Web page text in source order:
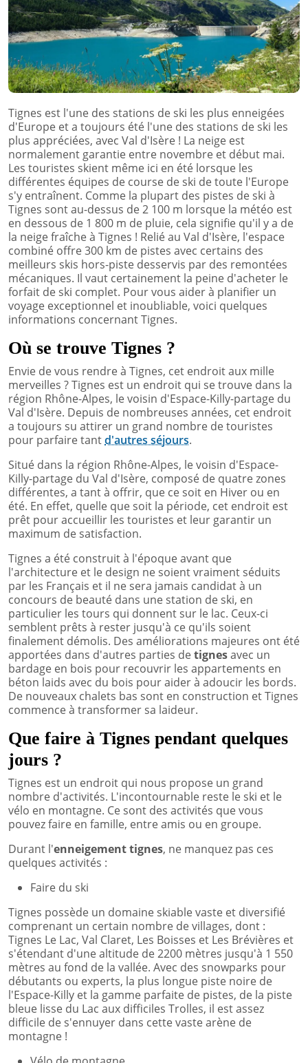
Tignes est l'une des stations de ski les plus enneigées
d'Europe et a toujours été l'une des stations de ski les
plus appréciées, avec Val d'Isère ! La neige est
normalement garantie entre novembre et début mai.
Les touristes skient même ici en été lorsque les
différentes équipes de course de ski de toute l'Europe
s'y entraînent. Comme la plupart des pistes de ski à
Tignes sont au-dessus de 2 100 m lorsque la météo est
en dessous de 1 800 m de pluie, cela signifie qu'il y a de
la neige fraîche à Tignes ! Relié au Val d'Isère, l'espace
combiné offre 300 km de pistes avec certains des
meilleurs skis hors-piste desservis par des remontées
mécaniques. Il vaut certainement la peine d'acheter le
forfait de ski complet. Pour vous aider à planifier un
voyage exceptionnel et inoubliable, voici quelques
informations concernant Tignes.
Où se trouve Tignes ?
Envie de vous rendre à Tignes, cet endroit aux mille
merveilles ? Tignes est un endroit qui se trouve dans la
région Rhône-Alpes, le voisin d'Espace-Killy-partage du
Val d'Isère. Depuis de nombreuses années, cet endroit
a toujours su attirer un grand nombre de touristes
pour parfaire tantd'autres séjours.
Situé dans la région Rhône-Alpes, le voisin d'Espace-
Killy-partage du Val d'Isère, composé de quatre zones
différentes, a tant à offrir, que ce soit en Hiver ou en
été. En effet, quelle que soit la période, cet endroit est
prêt pour accueillir les touristes et leur garantir un
maximum de satisfaction.
Tignes a été construit à l'époque avant que
l'architecture et le design ne soient vraiment séduits
par les Français et il ne sera jamais candidat à un
concours de beauté dans une station de ski, en
particulier les tours qui donnent sur le lac. Ceux-ci
semblent prêts à rester jusqu'à ce qu'ils soient
finalement démolis. Des améliorations majeures ont été
apportées dans d'autres parties detignesavec un
bardage en bois pour recouvrir les appartements en
béton laids avec du bois pour aider à adoucir les bords.
De nouveaux chalets bas sont en construction et Tignes
commence à transformer sa laideur.
Que faire à Tignes pendant quelques
jours ?
Tignes est un endroit qui nous propose un grand
nombre d'activités. L'incontournable reste le ski et le
vélo en montagne. Ce sont des activités que vous
pouvez faire en famille, entre amis ou en groupe.
Durant l'enneigement tignes, ne manquez pas ces
quelques activités :
Faire du ski
Tignes possède un domaine skiable vaste et diversifié
comprenant un certain nombre de villages, dont :
Tignes Le Lac, Val Claret, Les Boisses et Les Brévières et
s'étendant d'une altitude de 2200 mètres jusqu'à 1 550
mètres au fond de la vallée. Avec des snowparks pour
débutants ou experts, la plus longue piste noire de
l'Espace-Killy et la gamme parfaite de pistes, de la piste
bleue lisse du Lac aux difficiles Trolles, il est assez
difficile de s'ennuyer dans cette vaste arène de
montagne !